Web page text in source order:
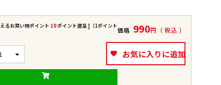
るお買い物ポイント 10ポイント進呈 ]（1ポイント
価格 990 税込
お気に入りに追加